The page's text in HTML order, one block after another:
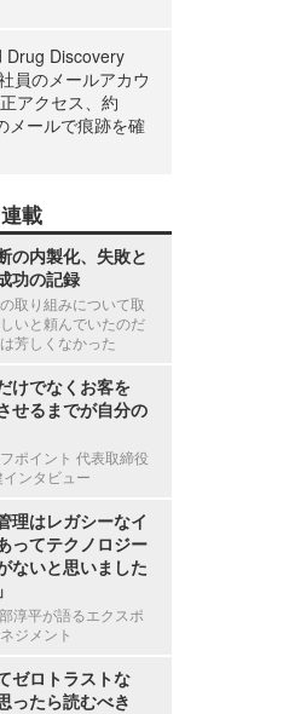
Drug Discovery
員のメールアカウ
アクセス、約
メールで痕跡を確
載
の内製化、失敗と
功の記録
取り組みについて取
いと頼んでいたのだ
芳しくなかった
けでなくお客を
せるまでが自分の
ポイント 代表取締役
ンタビュー
理はレガシーなイ
ってテクノロジー
ないと思いました
淳平が語るエクスポ
ジメント
ゼロトラストな
ったら読むべき